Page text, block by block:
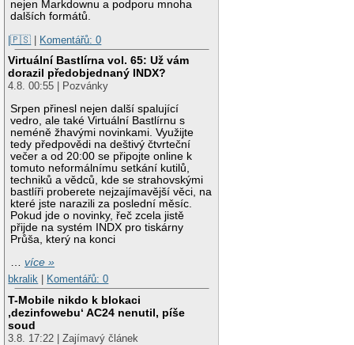
nejen Markdownu a podporu mnoha
dalších formátů.
|🇵🇸 | Komentářů: 0
Virtuální Bastlírna vol. 65: Už vám
dorazil předobjednaný INDX?
4.8. 00:55 | Pozvánky
Srpen přinesl nejen další spalující
vedro, ale také Virtuální Bastlírnu s
neméně žhavými novinkami. Využijte
tedy předpovědi na deštivý čtvrteční
večer a od 20:00 se připojte online k
tomuto neformálnímu setkání kutilů,
techniků a vědců, kde se strahovskými
bastlíři proberete nejzajímavější věci, na
které jste narazili za poslední měsíc.
Pokud jde o novinky, řeč zcela jistě
přijde na systém INDX pro tiskárny
Průša, který na konci
…více »
bkralik
Komentářů: 0
T-Mobile nikdo k blokaci
‚dezinfowebu‘ AC24 nenutil, píše
soud
3.8. 17:22 | Zajímavý článek